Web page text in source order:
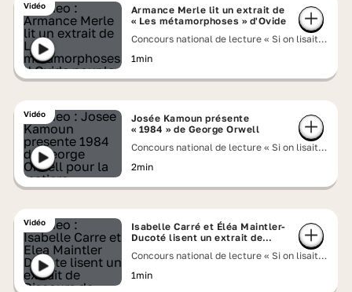
Vidéo
Armance Merle lit un extrait de
« Les métamorphoses » d'Ovide
Concours national de lecture « Si on lisait à
1min
Vidéo
Josée Kamoun présente
« 1984 » de George Orwell
Concours national de lecture « Si on lisait à
2min
Vidéo
Isabelle Carré et Éléa Maintler-
Ducoté lisent un extrait de
l'Académie française » de
Victor Hugo
Concours national de lecture « Si on lisait à
1min